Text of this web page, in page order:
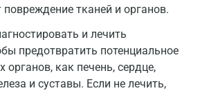
тканей и органов.
и лечить
предотвратить потенциальное
органов, как печень, сердце,
и суставы. Если не лечить,